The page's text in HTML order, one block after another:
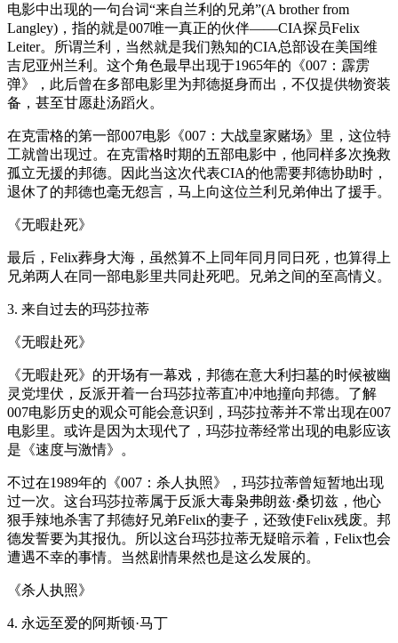
电影中出现的一句台词“来自兰利的兄弟”(A brother from
Langley)，指的就是007唯一真正的伙伴——CIA探员Felix
Leiter。所谓兰利，当然就是我们熟知的CIA总部设在美国维
吉尼亚州兰利。这个角色最早出现于1965年的《007：霹雳
弹》，此后曾在多部电影里为邦德挺身而出，不仅提供物资装
备，甚至甘愿赴汤蹈火。
在克雷格的第一部007电影《007：大战皇家赌场》里，这位特
工就曾出现过。在克雷格时期的五部电影中，他同样多次挽救
孤立无援的邦德。因此当这次代表CIA的他需要邦德协助时，
退休了的邦德也毫无怨言，马上向这位兰利兄弟伸出了援手。
《无暇赴死》
最后，Felix葬身大海，虽然算不上同年同月同日死，也算得上
兄弟两人在同一部电影里共同赴死吧。兄弟之间的至高情义。
3. 来自过去的玛莎拉蒂
《无暇赴死》
《无暇赴死》的开场有一幕戏，邦德在意大利扫墓的时候被幽
灵党埋伏，反派开着一台玛莎拉蒂直冲冲地撞向邦德。了解
007电影历史的观众可能会意识到，玛莎拉蒂并不常出现在007
电影里。或许是因为太现代了，玛莎拉蒂经常出现的电影应该
是《速度与激情》。
不过在1989年的《007：杀人执照》，玛莎拉蒂曾短暂地出现
过一次。这台玛莎拉蒂属于反派大毒枭弗朗兹·桑切兹，他心
狠手辣地杀害了邦德好兄弟Felix的妻子，还致使Felix残废。邦
德发誓要为其报仇。所以这台玛莎拉蒂无疑暗示着，Felix也会
遭遇不幸的事情。当然剧情果然也是这么发展的。
《杀人执照》
4. 永远至爱的阿斯顿·马丁